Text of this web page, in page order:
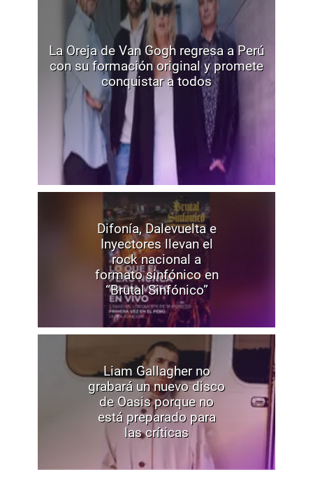
La Oreja de Van Gogh regresa a Perú
con su formación original y promete
conquistar a todos
Difonía, Dalevuelta e
Inyectores llevan el
rock nacional a
formato sinfónico en
“Brutal Sinfónico”
Liam Gallagher no
grabará un nuevo disco
de Oasis porque no
está preparado para
las críticas